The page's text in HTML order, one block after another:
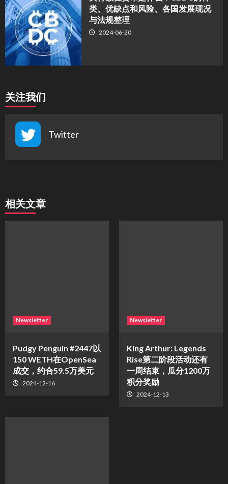
类、优缺点和风险、各国发展现况
与法规整理
2024-06-20
关注我们
Twitter
相关文章
Newsletter
Pudgy Penguin #2447以
150 WETH在OpenSea
成交，约合59.5万美元
2024-12-16
Newsletter
King Arthur: Legends
Rise第二阶段活动还有
一周结束，瓜分1200万
积分奖励
2024-12-13